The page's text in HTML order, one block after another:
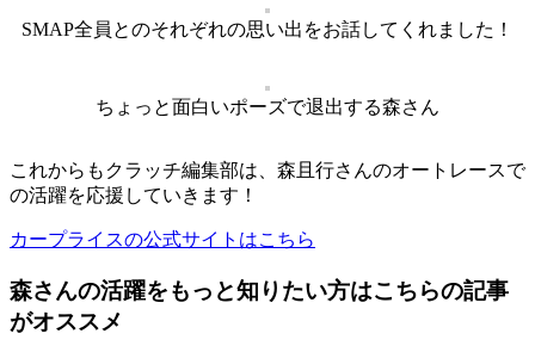
SMAP全員とのそれぞれの思い出をお話してくれました！
ちょっと面白いポーズで退出する森さん
これからもクラッチ編集部は、森且行さんのオートレースで
の活躍を応援していきます！
カープライスの公式サイトはこちら
森さんの活躍をもっと知りたい方はこちらの記事
がオススメ